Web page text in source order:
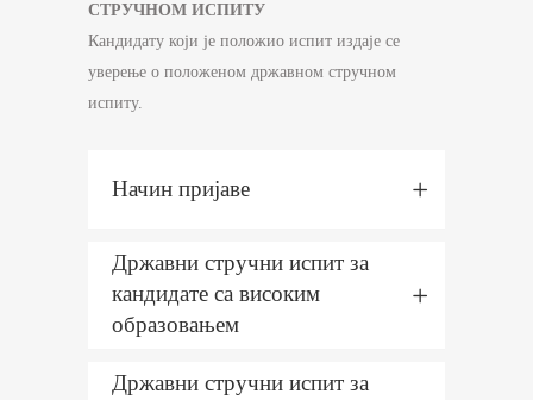
СТРУЧНОМ ИСПИТУ
Кандидату који је положио испит издаје се
уверење о положеном државном стручном
испиту.
Начин пријаве
Државни стручни испит за
кандидате са високим
образовањем
Државни стручни испит за